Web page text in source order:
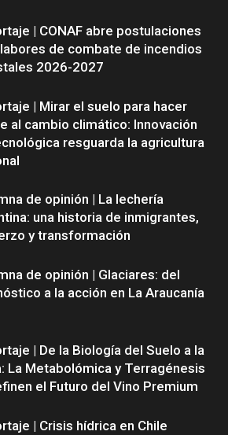
| CONAF abre postulaciones
de combate de incendios
2026-2027
| Mirar el suelo para hacer
al cambio climático: Innovación
resguarda la agricultura
de opinión | La lechería
una historia de inmigrantes,
y transformación
de opinión | Glaciares: del
a la acción en La Araucanía
| De la Biología del Suelo a la
La Metabolómica y Terragénesis
el Futuro del Vino Premium
| Crisis hídrica en Chile